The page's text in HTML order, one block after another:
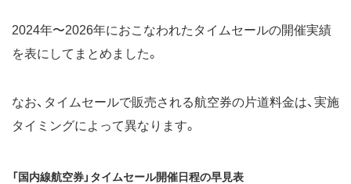
2024年〜2026年におこなわれたタイムセールの開催実績
を表にしてまとめました。
なお、タイムセールで販売される航空券の片道料金は、実施
タイミングによって異なります。
「国内線航空券」タイムセール開催日程の早見表